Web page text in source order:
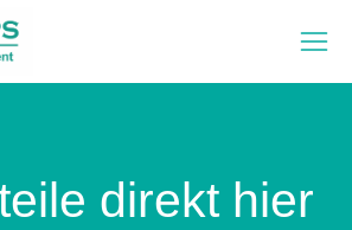
direkt hier